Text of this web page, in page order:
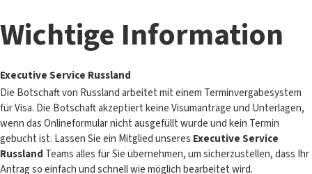
Wichtige Information
Executive Service Russland
Die Botschaft von Russland arbeitet mit einem Terminvergabesystem
für Visa. Die Botschaft akzeptiert keine Visumanträge und Unterlagen,
wenn das Onlineformular nicht ausgefüllt wurde und kein Termin
gebucht ist. Lassen Sie ein Mitglied unseres Executive Service
Russland Teams alles für Sie übernehmen, um sicherzustellen, dass Ihr
Antrag so einfach und schnell wie möglich bearbeitet wird.